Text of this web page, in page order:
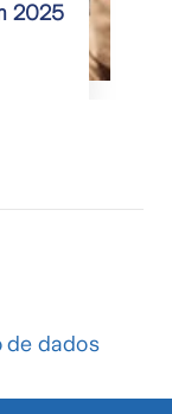
2025
de dados